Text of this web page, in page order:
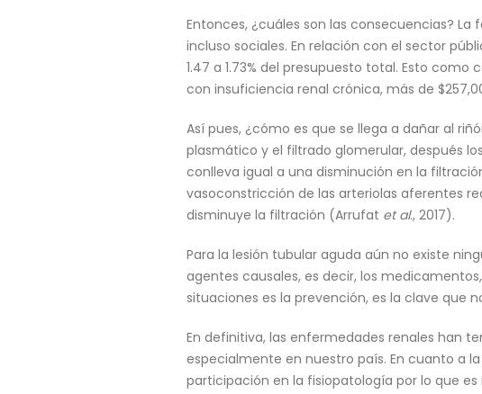
Entonces, ¿cuáles son las consecuencias?
incluso sociales. En relación con el sector
1.47 a 1.73% del presupuesto total. Esto
con insuficiencia renal crónica, más de
Así pues, ¿cómo es que se llega a dañar al
plasmático y el filtrado glomerular, después
conlleva igual a una disminución en la
vasoconstricción de las arteriolas aferentes
disminuye la filtración (Arrufat et al., 2017).
Para la lesión tubular aguda aún no existe
agentes causales, es decir, los
situaciones es la prevención, es la clave que
En definitiva, las enfermedades renales han
especialmente en nuestro país. En cuanto a la
participación en la fisiopatología por lo que